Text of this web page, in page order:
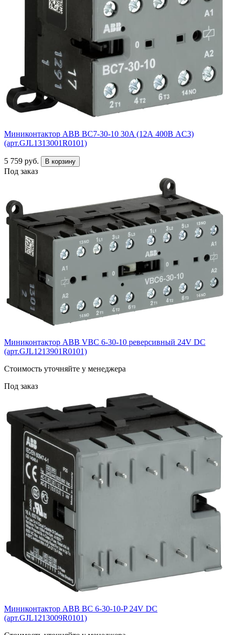
Миниконтактор ABB ВC7-30-10 30A (12А 400В AC3)
(арт.GJL1313001R0101)
5 759 руб. В корзину
Под заказ
Миниконтактор ABB VВC 6-30-10 реверсивный 24V DC
(арт.GJL1213901R0101)
Cтоимость уточняйте у менеджера
Под заказ
Миниконтактор ABB ВС 6-30-10-P 24V DC
(арт.GJL1213009R0101)